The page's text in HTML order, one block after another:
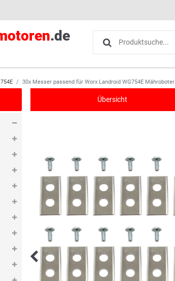
.de
30x Messer passend für Worx Landroid WG754E Mähroboter
Übersicht